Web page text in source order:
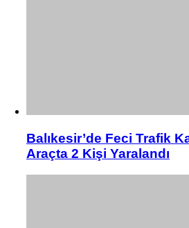
Balıkesir’de Feci Trafik
Araçta 2 Kişi Yaralandı